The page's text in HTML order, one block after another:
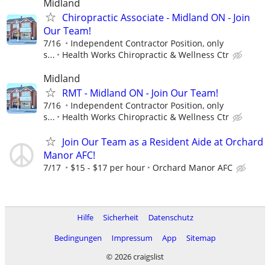
Midland
Chiropractic Associate - Midland ON - Join
Our Team!
7/16
Independent Contractor Position, only
s...
Health Works Chiropractic & Wellness Ctr
Midland
RMT - Midland ON - Join Our Team!
7/16
Independent Contractor Position, only
s...
Health Works Chiropractic & Wellness Ctr
Join Our Team as a Resident Aide at Orchard
Manor AFC!
7/17 $15 - $17 per hour Orchard Manor AFC
Hilfe Sicherheit
Datenschutz
Bedingungen
Impressum App
Sitemap
© 2026 craigslist